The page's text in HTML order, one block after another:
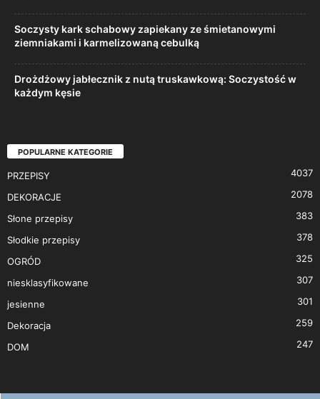
Soczysty kark schabowy zapiekany ze śmietanowymi
ziemniakami i karmelizowaną cebulką
Drożdżowy jabłecznik z nutą truskawkową: Soczystość w
każdym kęsie
POPULARNE KATEGORIE
PRZEPISY 4037
DEKORACJE 2078
Słone przepisy 383
Słodkie przepisy 378
OGRÓD 325
niesklasyfikowane 307
jesienne 301
Dekoracja 259
DOM 247